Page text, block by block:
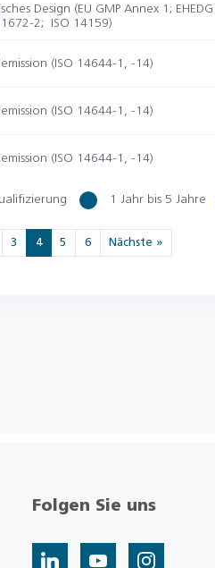
Design (EU GMP Annex 1;
1672-2; ISO 14159)
(ISO 14644-1, -14)
(ISO 14644-1, -14)
(ISO 14644-1, -14)
1 Jahr bis 5 Jahre
3 4 5 6 Nächste »
Folgen Sie uns